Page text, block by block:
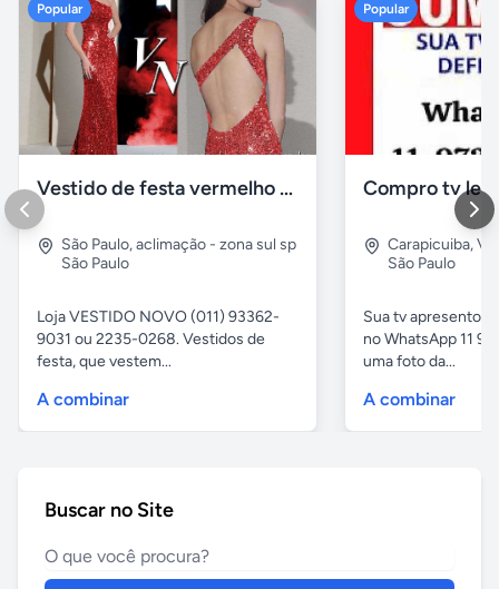
Popular
Vestido de festa vermelho com brilho e pedraria
São Paulo,aclimação - zona sul sp
São Paulo
Loja VESTIDO NOVO (011) 93362-
9031 ou 2235-0268. Vestidos de
festa, que vestem...
A combinar
Popular
Compro tv
Carapicuiba,
São Paulo
Sua tv apresentou
no WhatsApp 11
uma foto da...
A combinar
Buscar no Site